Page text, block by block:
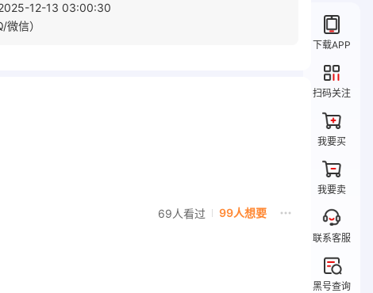
12-13 03:00:30
信）
69人看过 99人想要
下载APP
扫码关注
我要买
我要卖
联系客服
黑号查询